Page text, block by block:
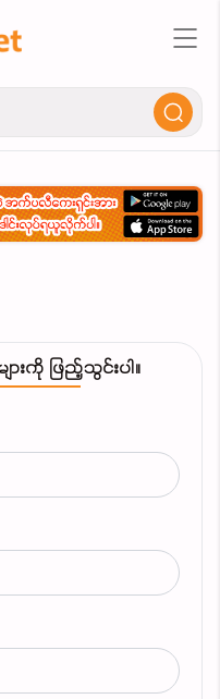
ကို ဖြည့်သွင်းပါ။